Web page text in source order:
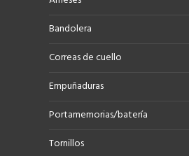
Bandolera
Correas de cuello
Empuñaduras
Portamemorias/batería
Tornillos